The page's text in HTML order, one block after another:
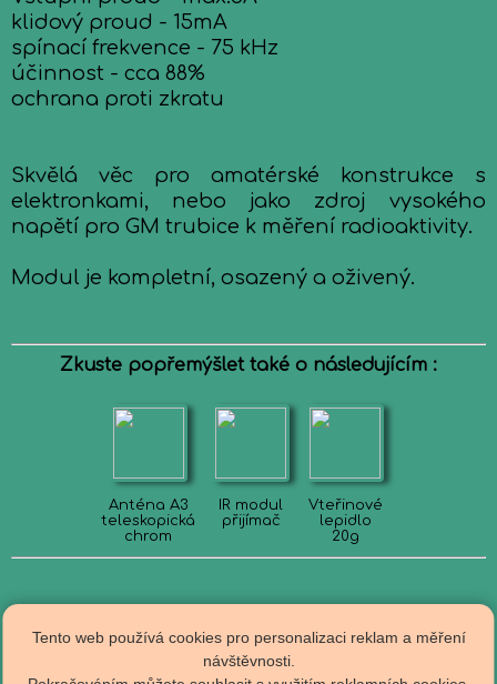
klidový proud - 15mA
spínací frekvence - 75 kHz
účinnost - cca 88%
ochrana proti zkratu
Skvělá věc pro amatérské konstrukce s
elektronkami, nebo jako zdroj vysokého
napětí pro GM trubice k měření radioaktivity.
Modul je kompletní, osazený a oživený.
Zkuste popřemýšlet také o následujícím :
Anténa A3
teleskopická
chrom
IR modul
přijímač
Vteřinové
lepidlo
20g
Tento web používá cookies pro personalizaci reklam a měření
návštěvnosti.